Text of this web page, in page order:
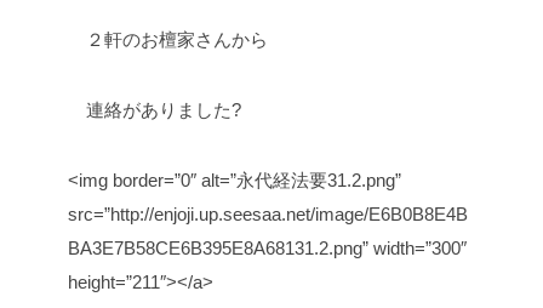
２軒のお檀家さんから
連絡がありました?
<img border=”0″ alt=”永代経法要31.2.png”
src=”http://enjoji.up.seesaa.net/image/E6B0B8E4B
BA3E7B58CE6B395E8A68131.2.png” width=”300″
height=”211″></a>